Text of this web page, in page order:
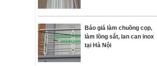
Báo giá làm chuồng cọp,
làm lồng sắt, lan can inox
tại Hà Nội